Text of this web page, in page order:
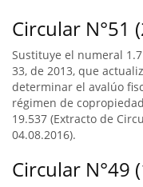
Circular N°51
Sustituye el numeral
33, de 2013, que
determinar el avalúo
régimen de
19.537 (Extracto de
04.08.2016).
Circular N°49